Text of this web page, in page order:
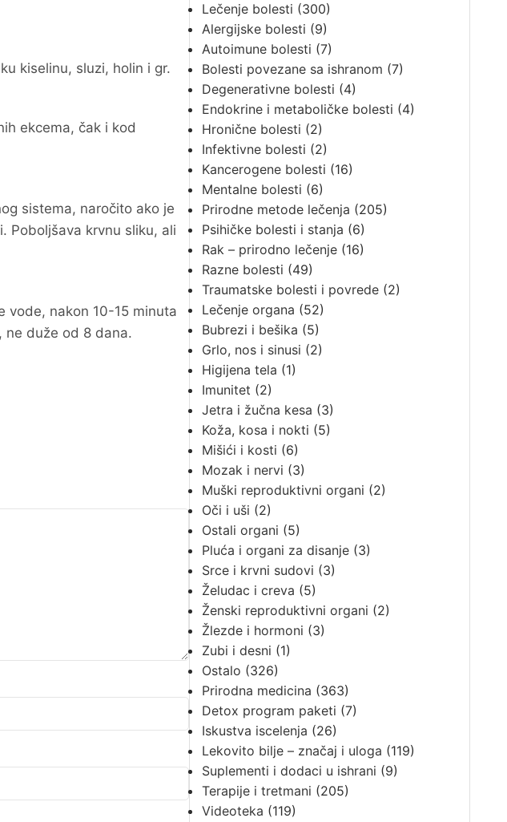
Lečenje bolesti (300)
Alergijske bolesti (9)
Autoimune bolesti (7)
Bolesti povezane sa ishranom (7)
Degenerativne bolesti (4)
Endokrine i metaboličke bolesti (4)
Hronične bolesti (2)
Infektivne bolesti (2)
Kancerogene bolesti (16)
Mentalne bolesti (6)
Prirodne metode lečenja (205)
Psihičke bolesti i stanja (6)
Rak – prirodno lečenje(16)
Razne bolesti (49)
Traumatske bolesti i povrede(2)
Lečenje organa (52)
Bubrezi i bešika (5)
Grlo, nos i sinusi (2)
Higijena tela (1)
Imunitet (2)
Jetra i žučna kesa (3)
Koža, kosa i nokti (5)
Mišići i kosti (6)
Mozak i nervi (3)
Muški reproduktivni organi (2)
Oči i uši (2)
Ostali organi (5)
Pluća i organi za disanje(3)
Srce i krvni sudovi (3)
Želudac i creva (5)
Ženski reproduktivni organi (2)
Žlezde i hormoni (3)
Zubi i desni (1)
Ostalo (326)
Prirodna medicina (363)
Detox program paketi (7)
Iskustva iscelenja (26)
Lekovito bilje – značaj i uloga (119)
Suplementi i dodaci u ishrani (9)
Terapije i tretmani (205)
Videoteka (119)
kiselinu, sluzi, holin i gr.
ekcema, čak i kod
sistema, naročito ako je
Poboljšava krvnu sliku, ali
vode, nakon 10-15 minuta
ne duže od 8 dana.